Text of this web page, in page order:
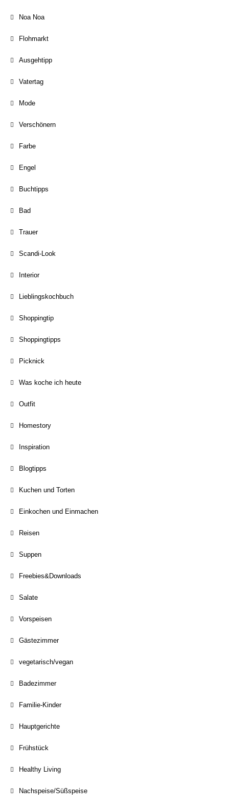
Noa Noa
Flohmarkt
Ausgehtipp
Vatertag
Mode
Verschönern
Farbe
Engel
Buchtipps
Bad
Trauer
Scandi-Look
Interior
Lieblingskochbuch
Shoppingtip
Shoppingtipps
Picknick
Was koche ich heute
Outfit
Homestory
Inspiration
Blogtipps
Kuchen und Torten
Einkochen und Einmachen
Reisen
Suppen
Freebies&Downloads
Salate
Vorspeisen
Gästezimmer
vegetarisch/vegan
Badezimmer
Familie-Kinder
Hauptgerichte
Frühstück
Healthy Living
Nachspeise/Süßspeise